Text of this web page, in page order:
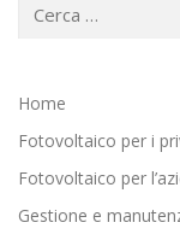
per:
Home
Fotovoltaico per i
Fotovoltaico per
Gestione e